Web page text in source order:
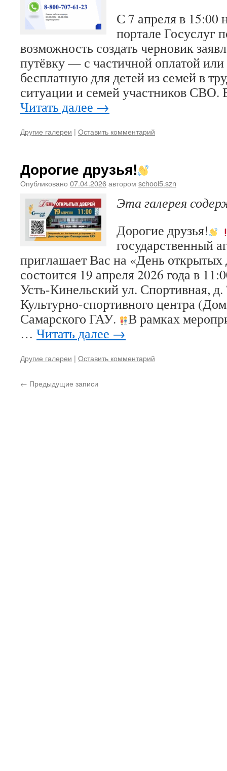
С 7 апреля в 15:00
портале Госуслуг
возможность создать черновик
путёвку — с частичной оплатой
бесплатную для детей из семей в
ситуации и семей участников
Читать далее →
Другие галереи | Оставить комментарий
Дорогие друзья!
Опубликовано 07.04.2026автором school5.szn
Эта галерея
Дорогие друзья!
государственный
приглашает Вас на «День открытых
состоится 19 апреля 2026 года в
Усть-Кинельский ул. Спортивная, д.
Культурно-спортивного центра
Самарского ГАУ.
В рамках
… Читать далее →
Другие галереи | Оставить комментарий
← Предыдущие записи